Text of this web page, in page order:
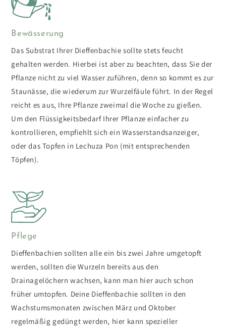
Bewässerung
Das Substrat Ihrer Dieffenbachie sollte stets feucht
gehalten werden. Hierbei ist aber zu beachten, dass Sie der
Pflanze nicht zu viel Wasser zuführen, denn so kommt es zur
Staunässe, die wiederum zur Wurzelfäule führt. In der Regel
reicht es aus, Ihre Pflanze zweimal die Woche zu gießen.
Um den Flüssigkeitsbedarf Ihrer Pflanze einfacher zu
kontrollieren, empfiehlt sich ein Wasserstandsanzeiger,
oder das Topfen in Lechuza Pon (mit entsprechenden
Töpfen).
Pflege
Dieffenbachien sollten alle ein bis zwei Jahre umgetopft
werden, sollten die Wurzeln bereits aus den
Drainagelöchern wachsen, kann man hier auch schon
früher umtopfen. Deine Dieffenbachie sollten in den
Wachstumsmonaten zwischen März und Oktober
regelmäßig gedüngt werden, hier kann spezieller